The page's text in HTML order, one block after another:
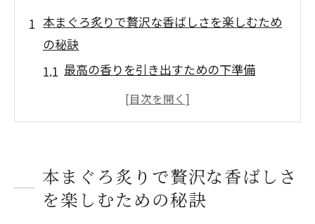
本まぐろ炙りで贅沢な香ばしさを楽しむため
の秘訣
最高の香りを引き出すための下準備
炙りのタイミングとコツ
香ばしさを最大限に活かすための調味料
新鮮な本まぐろを活かした盛り付け術
炙りの温度管理の重要性
本まぐろ炙りで贅沢な香ばしさ
を楽しむための秘訣